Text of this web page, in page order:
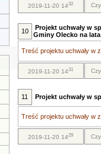
2019-11-20 1432
10
Projekt uchwały w
Gminy Olecko na lata
Treść projektu uchwały w
2019-11-20 1431
11 Projekt uchwały w
Treść projektu uchwały w
2019-11-20 1429